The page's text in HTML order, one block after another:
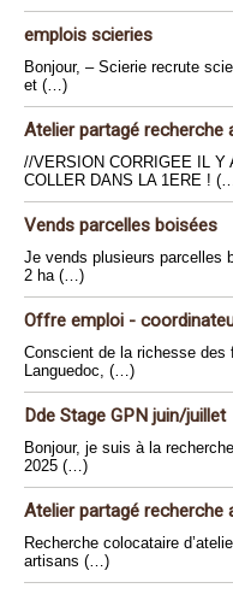
emplois scieries
Bonjour, – Scierie recrute
et (…)
Atelier partagé recherche
//VERSION CORRIGEE IL Y
COLLER DANS LA 1ERE !
Vends parcelles boisées
Je vends plusieurs parcelles
2 ha (…)
Offre emploi -
Conscient de la richesse des
Languedoc, (…)
Dde Stage GPN juin/juillet
Bonjour, je suis à la
2025 (…)
Atelier partagé recherche
Recherche colocataire
artisans (…)